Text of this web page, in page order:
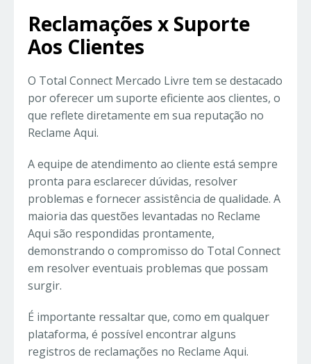
Reclamações x Suporte
Aos Clientes
O Total Connect Mercado Livre tem se destacado
por oferecer um suporte eficiente aos clientes, o
que reflete diretamente em sua reputação no
Reclame Aqui.
A equipe de atendimento ao cliente está sempre
pronta para esclarecer dúvidas, resolver
problemas e fornecer assistência de qualidade. A
maioria das questões levantadas no Reclame
Aqui são respondidas prontamente,
demonstrando o compromisso do Total Connect
em resolver eventuais problemas que possam
surgir.
É importante ressaltar que, como em qualquer
plataforma, é possível encontrar alguns
registros de reclamações no Reclame Aqui.